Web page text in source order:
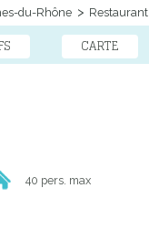
du-Rhône Restaurant
CARTE
40 pers. max